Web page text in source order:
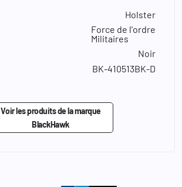
Holster
Force de l'ordre
Militaires
Noir
BK-410513BK-D
Voir les produits de la marque
BlackHawk